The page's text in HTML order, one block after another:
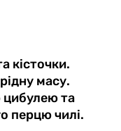
кісточки.
масу.
цибулею та
перцю чилі.